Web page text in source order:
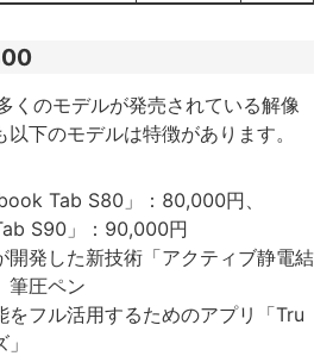
くのモデルが発売されている解像
下のモデルは特徴があります。
Tab S80」：80,000円、
S90」：90,000円
開発した新技術「アクティブ静電結
筆圧ペン
をフル活用するためのアプリ「Tru